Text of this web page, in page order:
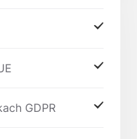
GDPR